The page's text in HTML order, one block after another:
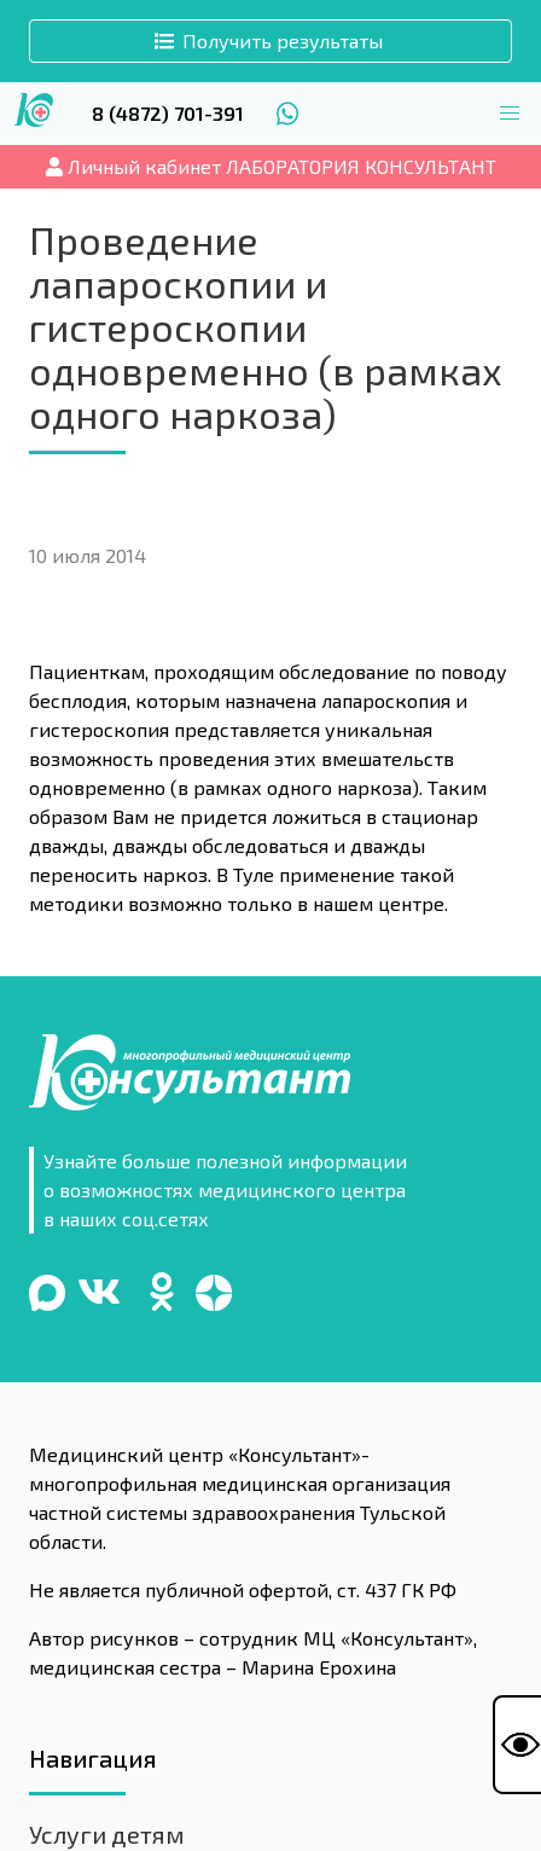
Получить результаты
8 (4872) 701-391
Личный кабинет ЛАБОРАТОРИЯ КОНСУЛЬТАНТ
Проведение
лапароскопии и
гистероскопии
одновременно (в рамках
одного наркоза)
10 июля 2014
Пациенткам, проходящим обследование по поводу
бесплодия, которым назначена лапароскопия и
гистероскопия представляется уникальная
возможность проведения этих вмешательств
одновременно (в рамках одного наркоза). Таким
образом Вам не придется ложиться в стационар
дважды, дважды обследоваться и дважды
переносить наркоз. В Туле применение такой
методики возможно только в нашем центре.
Узнайте больше полезной информации
о возможностях медицинского центра
в наших соц.сетях
Медицинский центр «Консультант»-
многопрофильная медицинская организация
частной системы здравоохранения Тульской
области.
Не является публичной офертой, ст. 437 ГК РФ
Автор рисунков – сотрудник МЦ «Консультант»,
медицинская сестра – Марина Ерохина
Навигация
Услуги детям